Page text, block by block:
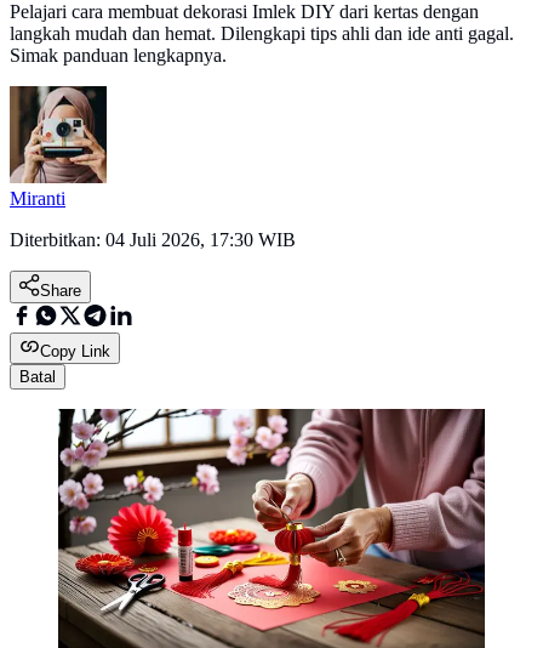
Pelajari cara membuat dekorasi Imlek DIY dari kertas dengan
langkah mudah dan hemat. Dilengkapi tips ahli dan ide anti gagal.
Simak panduan lengkapnya.
Miranti
Diterbitkan: 04 Juli 2026, 17:30 WIB
Share
Copy Link
Batal